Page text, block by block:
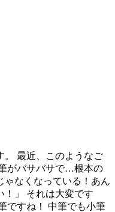
。 最近、このようなご
がバサバサで…根本の
なくなっている！あん
！」 それは大変です
ですね！ 中筆でも小筆